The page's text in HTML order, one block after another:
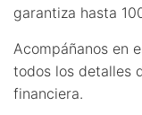
garantiza hasta
Acompáñanos en
todos los detalles
financiera.